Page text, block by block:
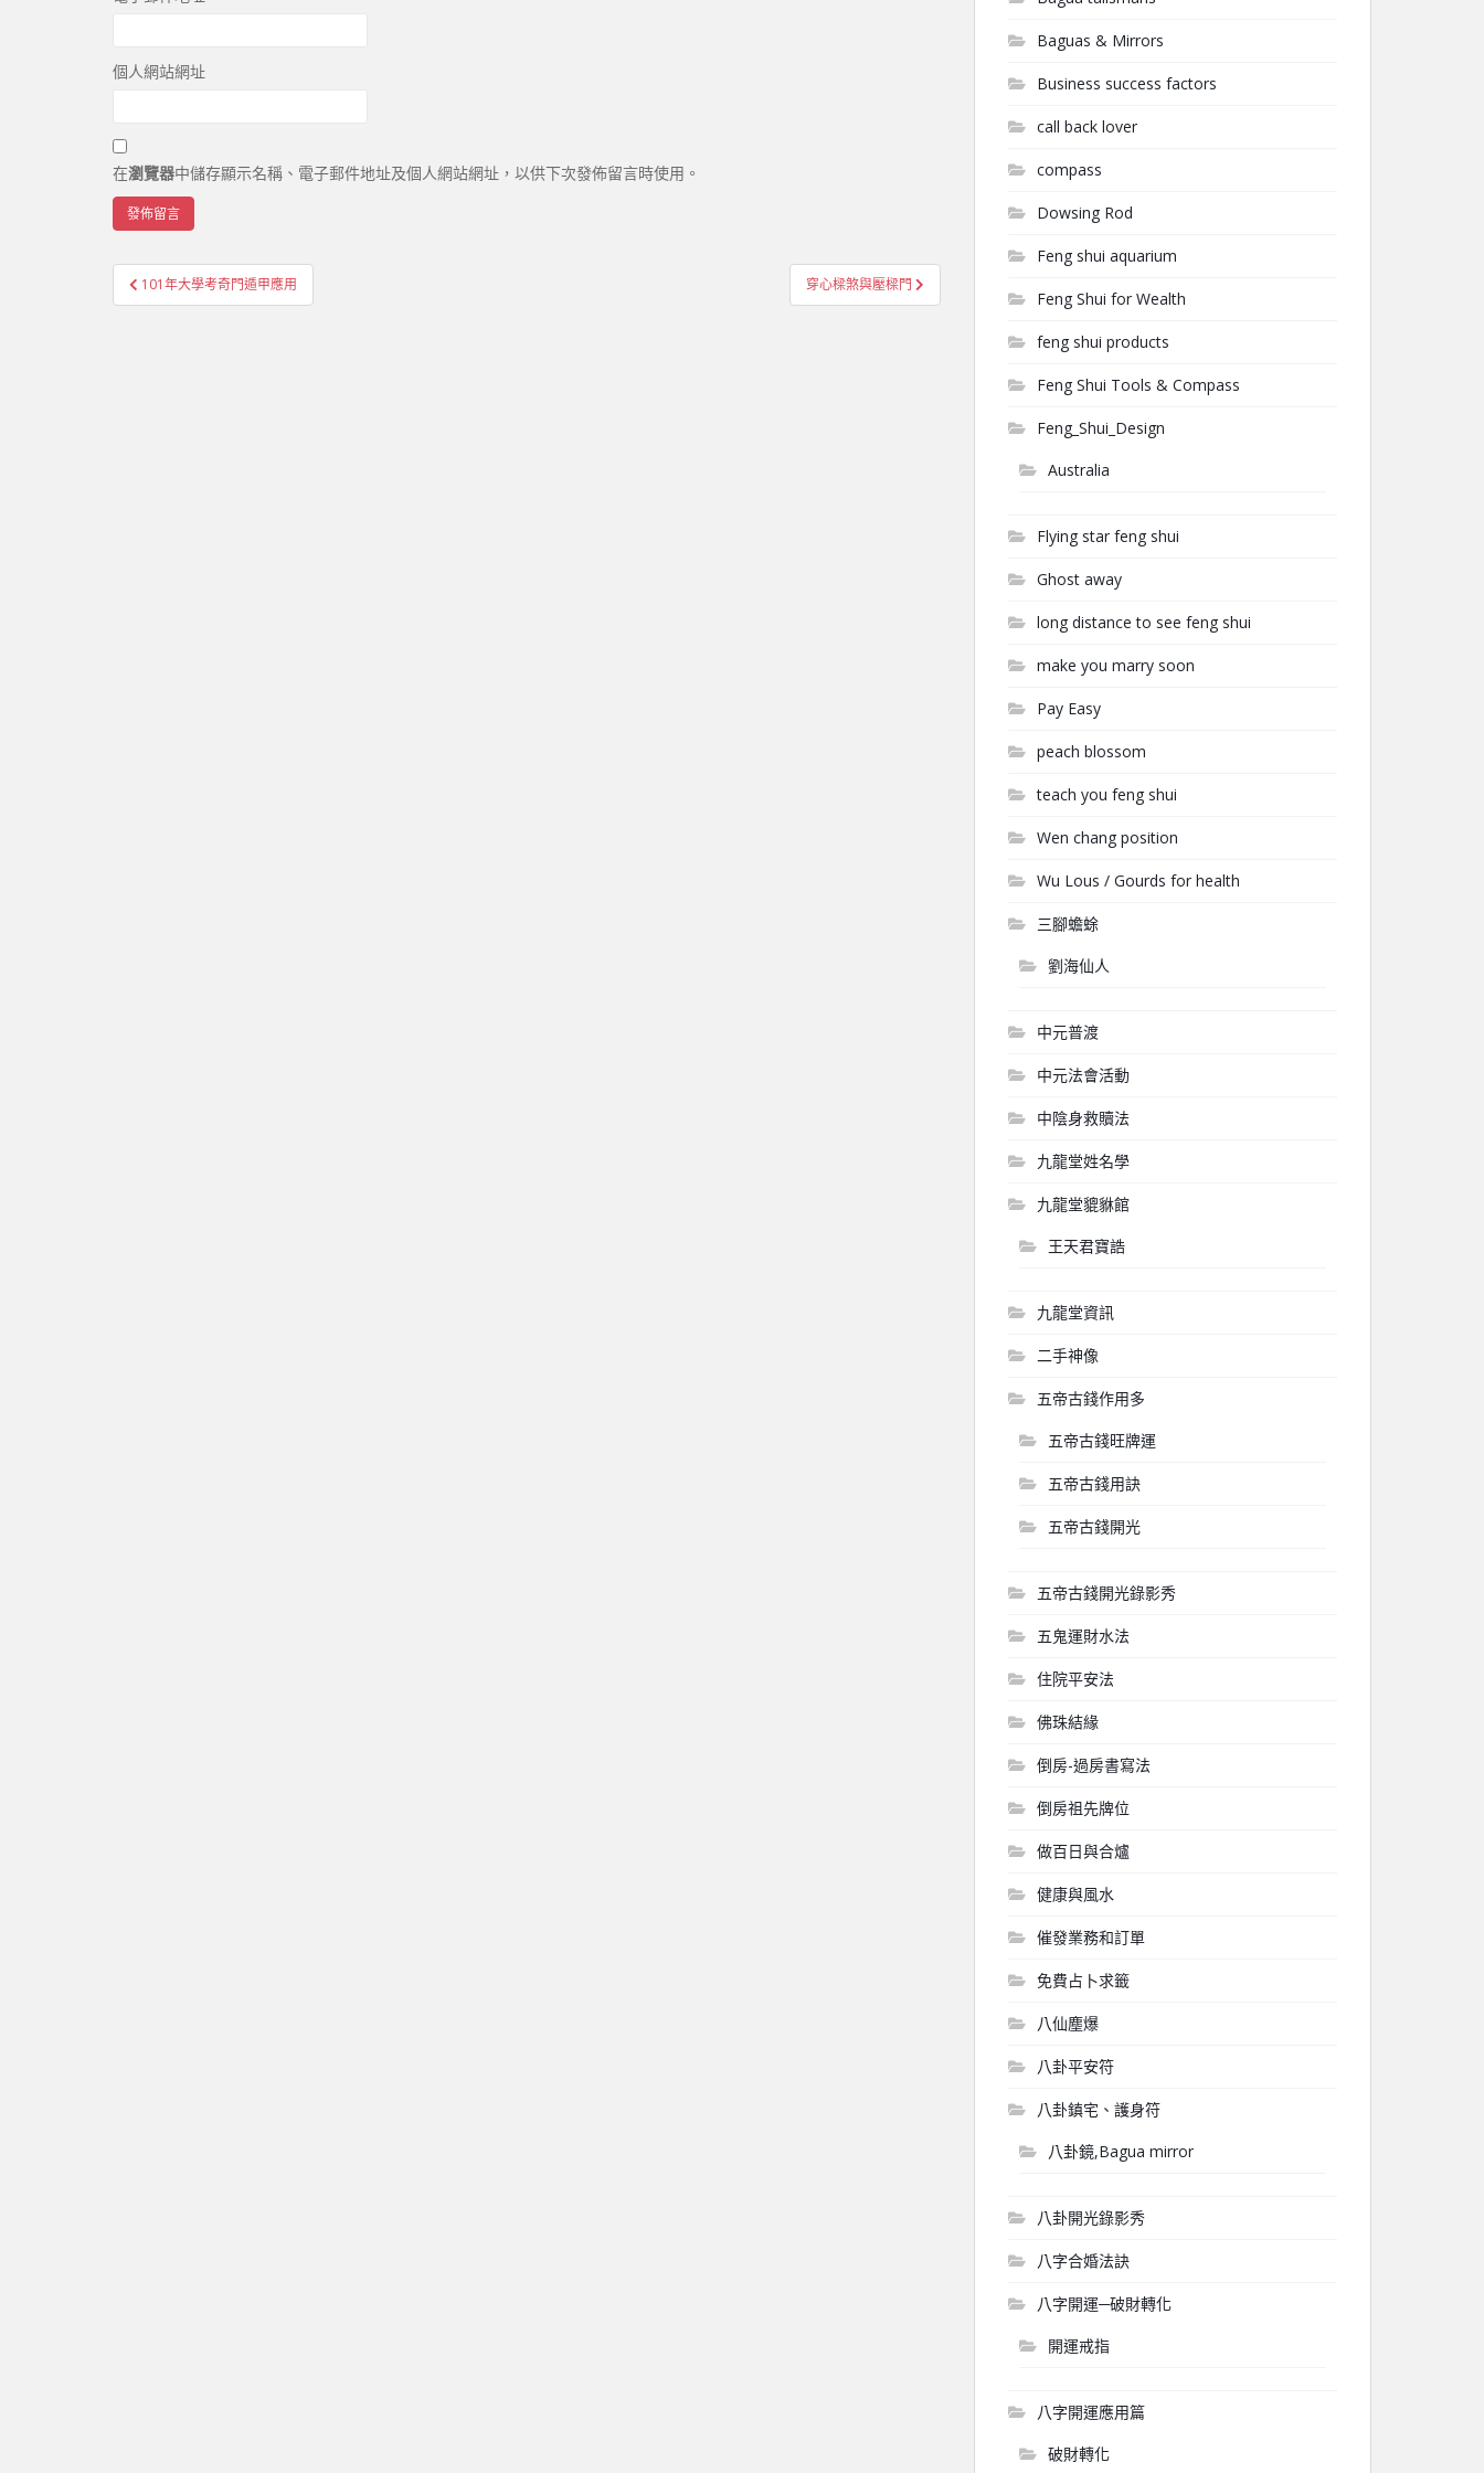
個人網站網址
在瀏覽器中儲存顯示名稱、電子郵件地址及個人網站網址，以供下次發佈留言時使用。
文章導覽
101年大學考奇門遁甲應用 穿心樑煞與壓樑門
Baguas & Mirrors
Business success factors
call back lover
compass
Dowsing Rod
Feng shui aquarium
Feng Shui for Wealth
feng shui products
Feng Shui Tools & Compass
Feng_Shui_Design
Australia
Flying star feng shui
Ghost away
long distance to see feng shui
make you marry soon
Pay Easy
peach blossom
teach you feng shui
Wen chang position
Wu Lous / Gourds for health
三腳蟾蜍
劉海仙人
中元普渡
中元法會活動
中陰身救贖法
九龍堂姓名學
九龍堂貔貅館
王天君寶誥
九龍堂資訊
二手神像
五帝古錢作用多
五帝古錢旺牌運
五帝古錢用訣
五帝古錢開光
五帝古錢開光錄影秀
五鬼運財水法
住院平安法
佛珠結緣
倒房-過房書寫法
倒房祖先牌位
做百日與合爐
健康與風水
催發業務和訂單
免費占卜求籤
八仙塵爆
八卦平安符
八卦鎮宅、護身符
八卦鏡,Bagua mirror
八卦開光錄影秀
八字合婚法訣
八字開運─破財轉化
開運戒指
八字開運應用篇
破財轉化